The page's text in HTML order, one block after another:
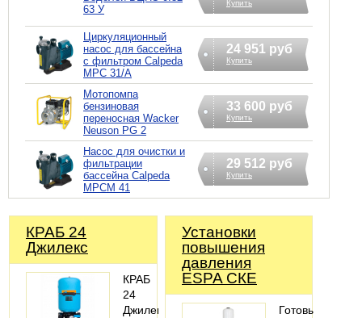
63 У
Купить
Циркуляционный
насос для бассейна
с фильтром Calpeda
MPC 31/A
24 951 руб
Купить
Мотопомпа
бензиновая
переносная Wacker
Neuson PG 2
33 600 руб
Купить
Насос для очистки и
фильтрации
бассейна Calpeda
MPCM 41
29 512 руб
Купить
КРАБ 24
Джилекс
КРАБ
24
Джилекс
Установки
повышения
давления
ESPA СКЕ
Готовые